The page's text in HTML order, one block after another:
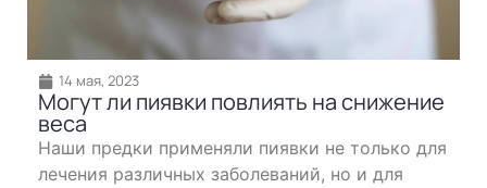
14 мая, 2023
Могут ли пиявки повлиять на снижение
веса
Наши предки применяли пиявки не только для
лечения различных заболеваний, но и для